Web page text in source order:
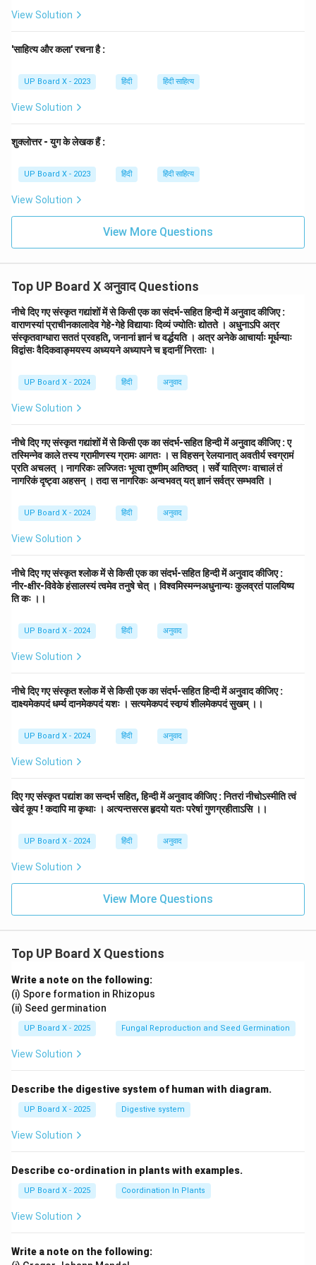
View Solution
'साहित्य और कला' रचना है :
UP Board X - 2023 हिंदी हिंदी साहित्य
View Solution
शुक्लोत्तर - युग के लेखक हैं :
UP Board X - 2023 हिंदी हिंदी साहित्य
View Solution
View More Questions
Top UP Board X अनुवाद Questions
नीचे दिए गए संस्कृत गद्यांशों में से किसी एक का संदर्भ-सहित हिन्दी में अनुवाद कीजिए :
वाराणस्यां प्राचीनकालादेव गेहे-गेहे विद्यायाः दिव्यं ज्योतिः द्योतते । अधुनाऽपि अत्र
संस्कृतवाग्धारा सततं प्रवहति, जनानां ज्ञानं च वर्द्धयति । अत्र अनेके आचार्याः मूर्धन्याः
विद्वांसः वैदिकवाङ्मयस्य अध्ययने अध्यापने च इदानीं निरताः ।
UP Board X - 2024 हिंदी अनुवाद
View Solution
नीचे दिए गए संस्कृत गद्यांशों में से किसी एक का संदर्भ-सहित हिन्दी में अनुवाद कीजिए : ए
तस्मिन्नेव काले तस्य ग्रामीणस्य ग्रामः आगतः । स विहसन् रेलयानात् अवतीर्य स्वग्रामं
प्रति अचलत् । नागरिकः लज्जितः भूत्वा तूष्णीम् अतिष्ठत् । सर्वे यात्रिणः वाचालं तं
नागरिकं दृष्ट्वा अहसन् । तदा स नागरिकः अन्वभवत् यत् ज्ञानं सर्वत्र सम्भवति ।
UP Board X - 2024 हिंदी अनुवाद
View Solution
नीचे दिए गए संस्कृत श्लोक में से किसी एक का संदर्भ-सहित हिन्दी में अनुवाद कीजिए :
नीर-क्षीर-विवेके हंसालस्यं त्वमेव तनुषे चेत् । विश्वमिस्मन्नअधुनान्यः कुलव्रतं पालयिष्य
ति कः ।।
UP Board X - 2024 हिंदी अनुवाद
View Solution
नीचे दिए गए संस्कृत श्लोक में से किसी एक का संदर्भ-सहित हिन्दी में अनुवाद कीजिए :
दाक्ष्यमेकपदं धर्म्य दानमेकपदं यशः । सत्यमेकपदं स्वग्र्यं शीलमेकपदं सुखम् ।।
UP Board X - 2024 हिंदी अनुवाद
View Solution
दिए गए संस्कृत पद्यांश का सन्दर्भ सहित, हिन्दी में अनुवाद कीजिए : नितरां नीचोऽस्मीति त्वं
खेदं कूप ! कदापि मा कृथाः । अत्यन्तसरस हृदयो यतः परेषां गुणग्रहीताऽसि ।।
UP Board X - 2024 हिंदी अनुवाद
View Solution
View More Questions
Top UP Board X Questions
Write a note on the following:
(i) Spore formation in Rhizopus
(ii) Seed germination
UP Board X - 2025 Fungal Reproduction and Seed Germination
View Solution
Describe the digestive system of human with diagram.
UP Board X - 2025 Digestive system
View Solution
Describe co-ordination in plants with examples.
UP Board X - 2025 Coordination In Plants
View Solution
Write a note on the following: